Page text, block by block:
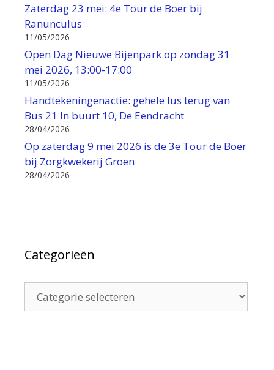
Zaterdag 23 mei: 4e Tour de Boer bij
Ranunculus
11/05/2026
Open Dag Nieuwe Bijenpark op zondag 31
mei 2026, 13:00-17:00
11/05/2026
Handtekeningenactie: gehele lus terug van
Bus 21 In buurt 10, De Eendracht
28/04/2026
Op zaterdag 9 mei 2026 is de 3e Tour de Boer
bij Zorgkwekerij Groen
28/04/2026
Categorieën